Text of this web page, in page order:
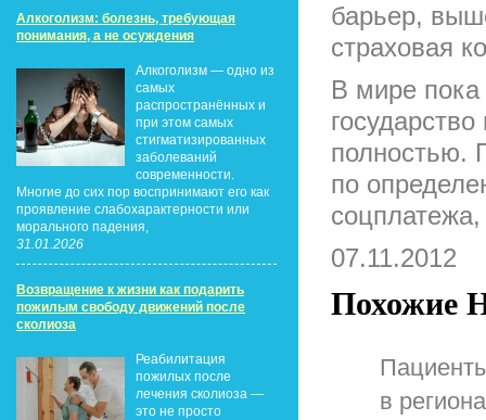
Алкоголизм: болезнь, требующая
понимания, а не осуждения
Алкоголизм — одно из
самых
распространённых и
при этом самых
стигматизированных
заболеваний
современности.
Многие до сих пор воспринимают его как
проявление слабохарактерности или
морального падения,
31.01.2026
Возвращение к жизни как подарить
пожилым свободу движений после
сколиоза
Реабилитация
пожилых после
лечения сколиоза —
это не просто
барьер,
страховая
В мире пока
полностью.
по
07.11.2012
Похожие
в